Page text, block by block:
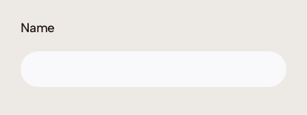
Name